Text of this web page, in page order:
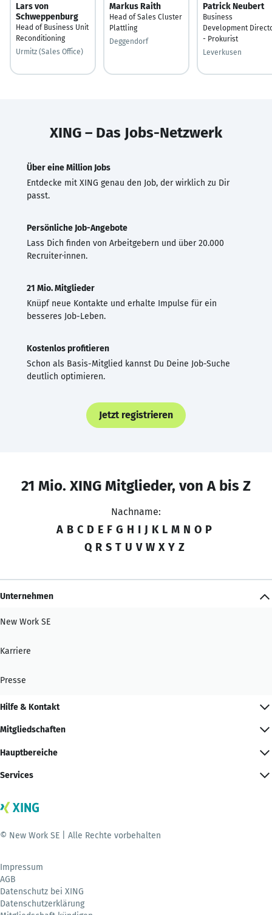
Lars von
Schweppenburg
Head of Business Unit
Reconditioning
Urmitz (Sales Office)
Markus Raith
Head of Sales Cluster
Plattling
Deggendorf
Patrick Neubert
Business
Development
- Prokurist
Leverkusen
XING – Das Jobs-Netzwerk
Über eine Million Jobs
Entdecke mit XING genau den Job, der wirklich zu Dir
passt.
Persönliche Job-Angebote
Lass Dich finden von Arbeitgebern und über 20.000
Recruiter·innen.
21 Mio. Mitglieder
Knüpf neue Kontakte und erhalte Impulse für ein
besseres Job-Leben.
Kostenlos profitieren
Schon als Basis-Mitglied kannst Du Deine Job-Suche
deutlich optimieren.
Jetzt registrieren
21 Mio. XING Mitglieder, von A bis Z
Nachname:
A B C D E F G H I J K L M N O P
Q R S T U V W X Y Z
Unternehmen
New Work SE
Karriere
Presse
Hilfe & Kontakt
Mitgliedschaften
Hauptbereiche
Services
© New Work SE | Alle Rechte vorbehalten
Impressum
AGB
Datenschutz bei XING
Datenschutzerklärung